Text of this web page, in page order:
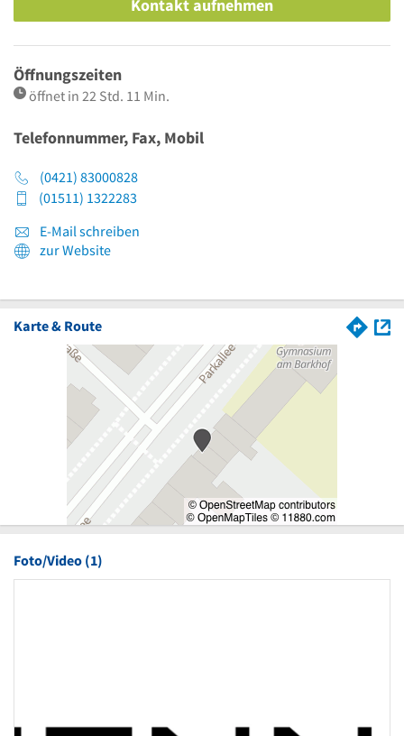
Kontakt aufnehmen
Öffnungszeiten
öffnet in 22 Std. 11 Min.
Telefonnummer, Fax, Mobil
(0421) 83000828
(01511) 1322283
E-Mail schreiben
zur Website
Karte & Route
Foto/Video (1)